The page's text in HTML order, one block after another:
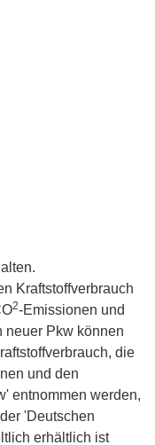
Kraftstoffverbrauch
2-Emissionen und
neuer Pkw können
die
und den
entnommen werden,
'Deutschen
erhältlich ist